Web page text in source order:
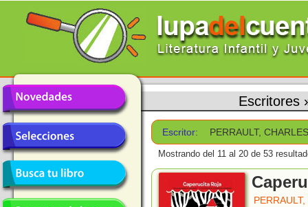
Escritores
Escritor: PERRAULT,
Mostrando del 11 al 20 de 53